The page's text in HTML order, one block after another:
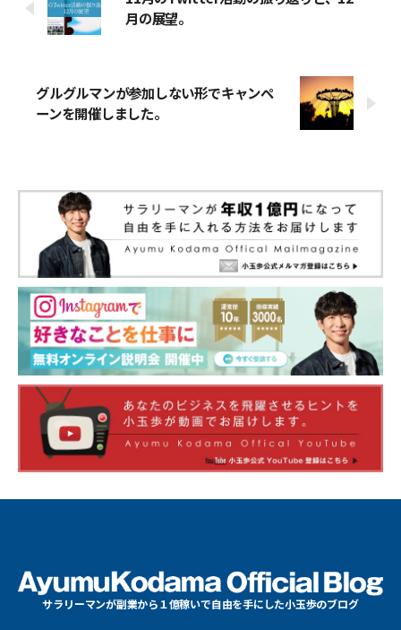
月の展望。
グルグルマンが参加しない形でキャンペ
ーンを開催しました。
サラリーマンが副業から１億稼いで自由を手にした小玉歩のブログ